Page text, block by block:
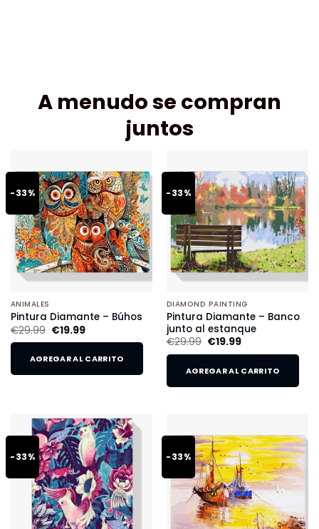
A menudo se compran
juntos
-33%
ANIMALES
Pintura Diamante – Búhos
€29.99 €19.99
AGREGAR AL CARRITO
-33%
DIAMOND PAINTING
Pintura Diamante – Banco
junto al estanque
€29.99 €19.99
AGREGAR AL CARRITO
-33% -33%